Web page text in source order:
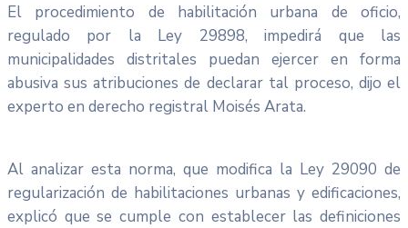
El procedimiento de habilitación urbana de oficio,
regulado por la Ley 29898, impedirá que las
municipalidades distritales puedan ejercer en forma
abusiva sus atribuciones de declarar tal proceso, dijo el
experto en derecho registral Moisés Arata.
Al analizar esta norma, que modifica la Ley 29090 de
regularización de habilitaciones urbanas y edificaciones,
explicó que se cumple con establecer las definiciones